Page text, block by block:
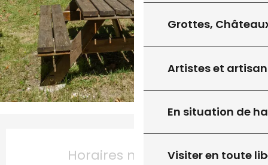
Grottes,
Artistes et
En situation de
Visiter en toute
Ouverture et coordonnées
Horaires non définis